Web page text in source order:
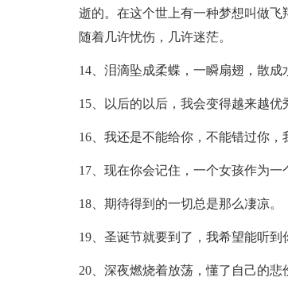
逝的。在这个世上有一种梦想叫做
随着几许忧伤，几许迷茫。
14、泪滴坠成柔蝶，一瞬扇翅，散成
15、以后的以后，我会变得越来越优
16、我还是不能给你，不能错过你，
17、现在你会记住，一个女孩作为一
18、期待得到的一切总是那么凄凉。
19、圣诞节就要到了，我希望能听到
20、深夜燃烧着放荡，懂了自己的悲